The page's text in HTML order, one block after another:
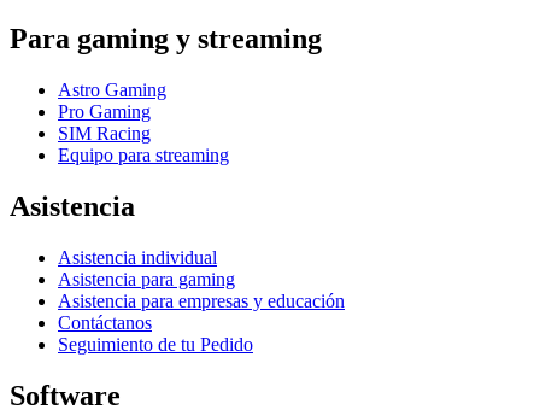
Para gaming y streaming
Astro Gaming
Pro Gaming
SIM Racing
Equipo para streaming
Asistencia
Asistencia individual
Asistencia para gaming
Asistencia para empresas y educación
Contáctanos
Seguimiento de tu Pedido
Software